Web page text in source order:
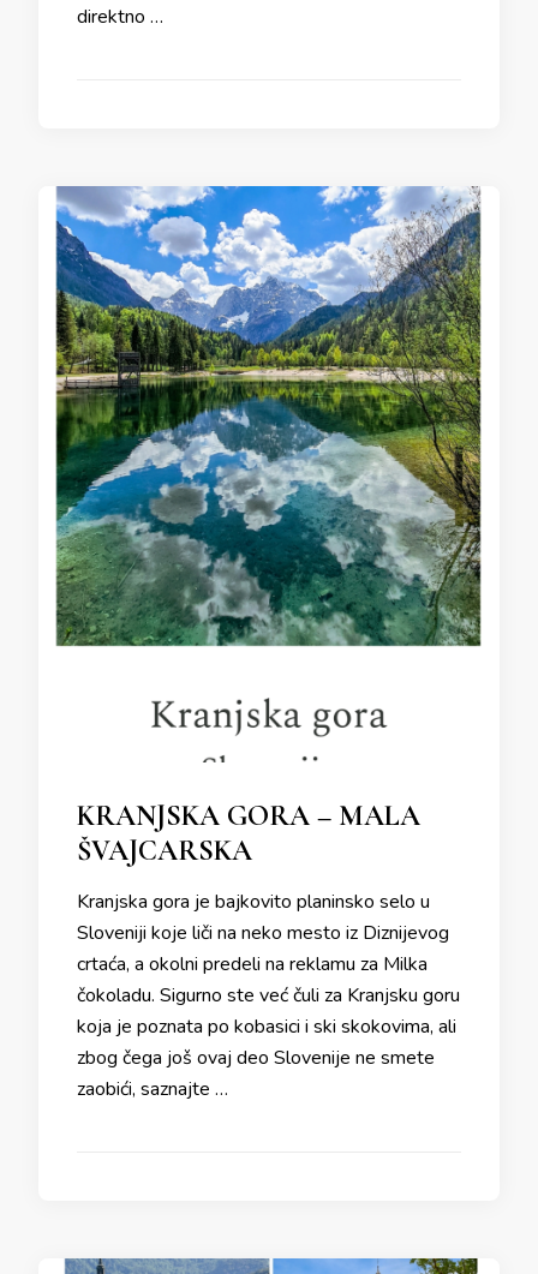
direktno …
KRANJSKA GORA – MALA
ŠVAJCARSKA
Kranjska gora je bajkovito planinsko selo u
Sloveniji koje liči na neko mesto iz Diznijevog
crtaća, a okolni predeli na reklamu za Milka
čokoladu. Sigurno ste već čuli za Kranjsku goru
koja je poznata po kobasici i ski skokovima, ali
zbog čega još ovaj deo Slovenije ne smete
zaobići, saznajte …